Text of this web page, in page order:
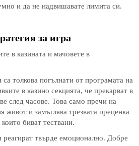
и да не надвишавате лимита си.
за игра
в казината и мачовете в
толкова погълнати от програмата на
в казино секцията, че прекарват в
след часове. Това само пречи на
живот и замъглява трезвата преценка
биват тествани.
реагират твърде емоционално. Добре